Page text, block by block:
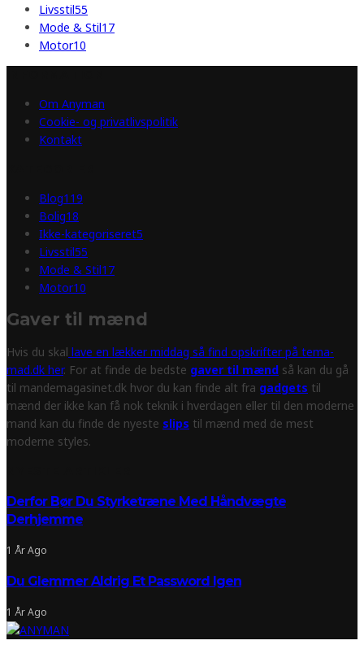
Livsstil55
Mode & Stil17
Motor10
Om Anyman
Cookie- og privatlivspolitik
Kontakt
Blog119
Bolig18
Ikke-kategoriseret5
Livsstil55
Mode & Stil17
Motor10
Gaver til mænd
Hvis du skal lave en lækker middag så find opskrifter på tema-
mad.dk her. For at finde de bedste gaver til mænd så kan du gå
til mandemagasinet.dk hvor du kan finde alt fra gadgets til
mænd der ikke kan få nok teknik i hverdagen eller til den moderne
mand kan du finde de nyeste slips til mænd med de mest
moderne styles.
Derfor Bør Du Styrketræne Med Håndvægte
Derhjemme
1 År Ago
Du Glemmer Aldrig Et Password Igen
1 År Ago